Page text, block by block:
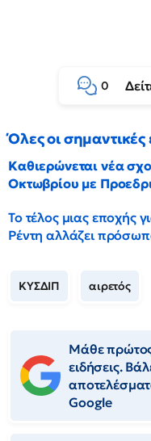
0
Όλες οι
Καθιερώνεται νέα
Οκτωβρίου με
Το τέλος μιας εποχής
Ρέντη αλλάζει
ΚΥΣΔΙΠ αιρετός
Μάθε πρώτος
ειδήσεις.
Google